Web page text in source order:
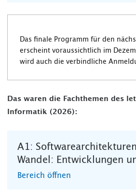
Das finale Programm für den
erscheint voraussichtlich im
wird auch die verbindliche
Das waren die Fachthemen des
Informatik (2026):
A1:
Wandel: Entwicklungen
Bereich öffnen